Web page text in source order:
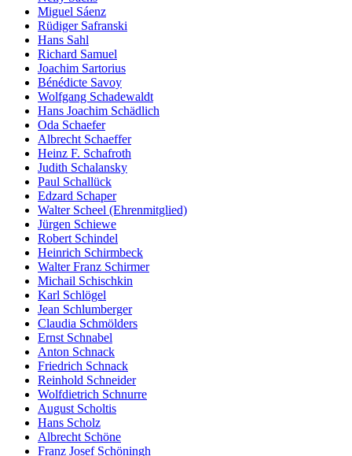
Miguel Sáenz
Rüdiger Safranski
Hans Sahl
Richard Samuel
Joachim Sartorius
Bénédicte Savoy
Wolfgang Schadewaldt
Hans Joachim Schädlich
Oda Schaefer
Albrecht Schaeffer
Heinz F. Schafroth
Judith Schalansky
Paul Schallück
Edzard Schaper
Walter Scheel (Ehrenmitglied)
Jürgen Schiewe
Robert Schindel
Heinrich Schirmbeck
Walter Franz Schirmer
Michail Schischkin
Karl Schlögel
Jean Schlumberger
Claudia Schmölders
Ernst Schnabel
Anton Schnack
Friedrich Schnack
Reinhold Schneider
Wolfdietrich Schnurre
August Scholtis
Hans Scholz
Albrecht Schöne
Franz Josef Schöningh